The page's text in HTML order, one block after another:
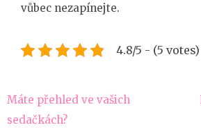
vůbec nezapínejte.
4.8/5 - (5 votes)
Navigace
pro
Máte přehled ve vašich
sedačkách?